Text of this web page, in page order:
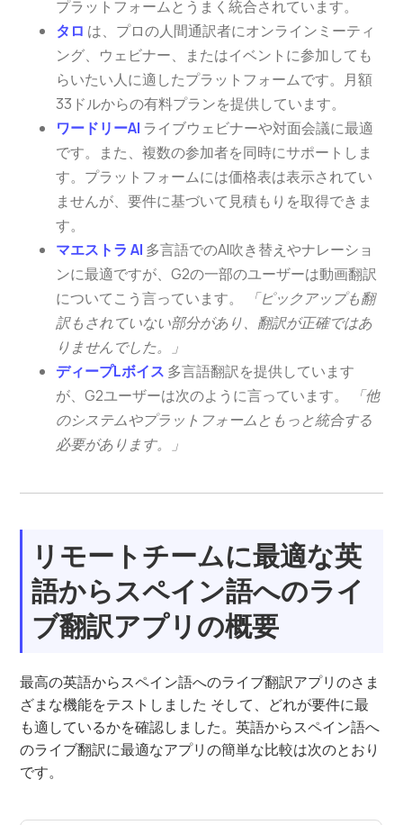
プラットフォームとうまく統合されています。
タロ は、プロの人間通訳者にオンラインミーティ
ング、ウェビナー、またはイベントに参加しても
らいたい人に適したプラットフォームです。月額
33ドルからの有料プランを提供しています。
ワードリーAI ライブウェビナーや対面会議に最適
です。また、複数の参加者を同時にサポートしま
す。プラットフォームには価格表は表示されてい
ませんが、要件に基づいて見積もりを取得できま
す。
マエストラ AI 多言語でのAI吹き替えやナレーショ
ンに最適ですが、G2の一部のユーザーは動画翻訳
についてこう言っています。
「ピックアップも翻
訳もされていない部分があり、翻訳が正確ではあ
りませんでした。」
ディープLボイス 多言語翻訳を提供しています
が、G2ユーザーは次のように言っています。
「他
のシステムやプラットフォームともっと統合する
必要があります。」
リモートチームに最適な英
語からスペイン語へのライ
ブ翻訳アプリの概要
最高の英語からスペイン語へのライブ翻訳アプリのさま
ざまな機能をテストしました そして、どれが要件に最
も適しているかを確認しました。英語からスペイン語へ
のライブ翻訳に最適なアプリの簡単な比較は次のとおり
です。